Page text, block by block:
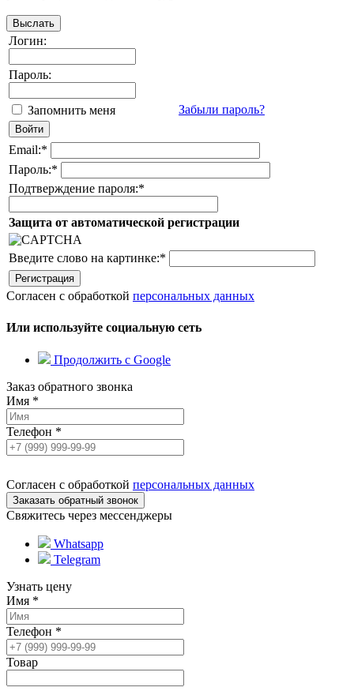
Логин:
Пароль:
Запомнить меня Забыли пароль?
Email:*
Пароль:*
Подтверждение пароля:*
Защита от автоматической регистрации
Введите слово на картинке:*
Согласен с обработкой персональных данных
Или используйте социальную сеть
Продолжить с Google
Заказ обратного звонка
Имя *
Телефон *
Согласен с обработкой персональных данных
Свяжитесь через мессенджеры
Whatsapp
Telegram
Узнать цену
Имя *
Телефон *
Товар